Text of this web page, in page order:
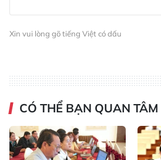
Xin vui lòng gõ tiếng Việt có dấu
CÓ THỂ BẠN QUAN TÂM